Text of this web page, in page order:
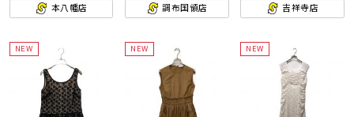
本八幡店
調布国領店
吉祥寺店
NEW NEW NEW